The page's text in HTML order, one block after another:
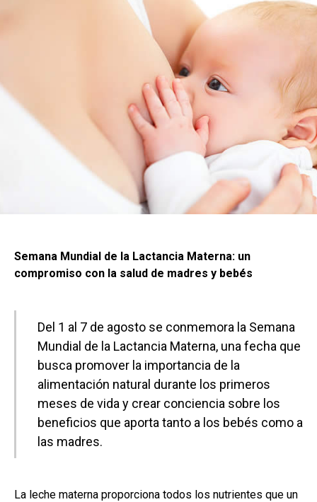
Semana Mundial de la Lactancia Materna: un
compromiso con la salud de madres y bebés
Del 1 al 7 de agosto se conmemora la Semana
Mundial de la Lactancia Materna, una fecha que
busca promover la importancia de la
alimentación natural durante los primeros
meses de vida y crear conciencia sobre los
beneficios que aporta tanto a los bebés como a
las madres.
La leche materna proporciona todos los nutrientes que un